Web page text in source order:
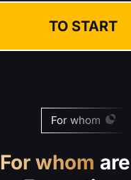
TO START
For whom
For whom